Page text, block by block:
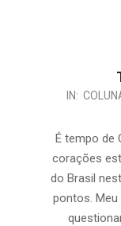
IN:
É tempo de
corações
do Brasil
pontos.